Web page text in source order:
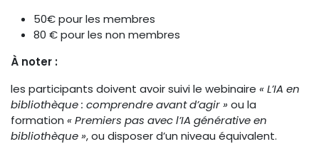
50€ pour les membres
80 € pour les non membres
À noter :
les participants doivent avoir suivi le webinaire « L’IA en
bibliothèque : comprendre avant d’agir »ou la
formation « Premiers pas avec l’IA générative en
bibliothèque », ou disposer d’un niveau équivalent.